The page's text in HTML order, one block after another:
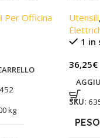
Per Officina
kg
Utensili,
1 in
36,25€
SKU:
PESO